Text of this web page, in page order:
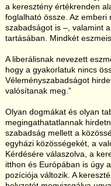
a keresztény értékrenden
foglalható össze. Az
szabadságot is –, valamint
tartásában. Mindkét
A liberálisnak nevezett
hogy a gyakorlatuk nincs
Véleményszabadságot
valósítanak meg.”
Olyan dogmákat és olyan
megingathatatlannak
szabadság mellett a
egyházi közösségekét, a
Kérdésére válaszolva, a
itthon és Európában is úgy
pozíciója változik. A